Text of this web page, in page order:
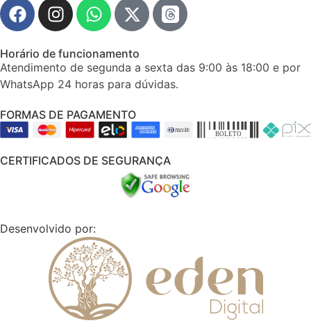
Horário de funcionamento
Atendimento de segunda a sexta das 9:00 às 18:00 e por
WhatsApp 24 horas para dúvidas.
FORMAS DE PAGAMENTO
CERTIFICADOS DE SEGURANÇA
Desenvolvido por: